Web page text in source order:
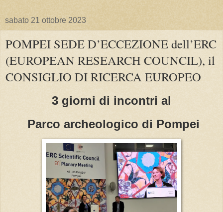
sabato 21 ottobre 2023
POMPEI SEDE D’ECCEZIONE dell’ERC
(EUROPEAN RESEARCH COUNCIL), il
CONSIGLIO DI RICERCA EUROPEO
3 giorni di incontri al
Parco archeologico di Pompei